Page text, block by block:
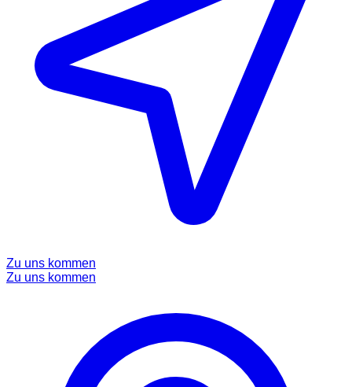
Zu uns kommen
Zu uns kommen